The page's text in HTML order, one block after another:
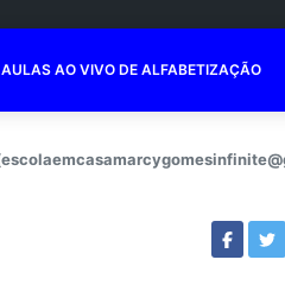
AULAS AO VIVO DE ALFABETIZAÇÃO